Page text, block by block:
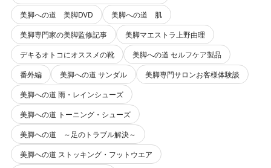
美脚への道 美脚DVD
美脚への道 肌
美脚専門家の美脚監修記事
美脚マエストラ上野由理
デキるオトコにオススメの靴
美脚への道 セルフケア製品
番外編
美脚への道 サンダル
美脚専門サロンお客様体験談
美脚への道 雨・レインシューズ
美脚への道 トーニング・シューズ
美脚への道 ～足のトラブル解決～
美脚への道 ストッキング・フットウエア